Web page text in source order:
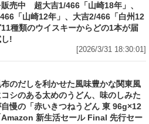
販売中 超大吉1/466「山崎18年」、
「山崎12年」、大吉2/466「白州12
種類のウイスキーからどの1本が届
し!
[2026/3/31 18:30:01]
のだしを利かせた風味豊かな関東風
シのある太めのうどん、味のしみた
慢の「赤いきつねうどん 東 96g×12
新生活セール Final 先行セー